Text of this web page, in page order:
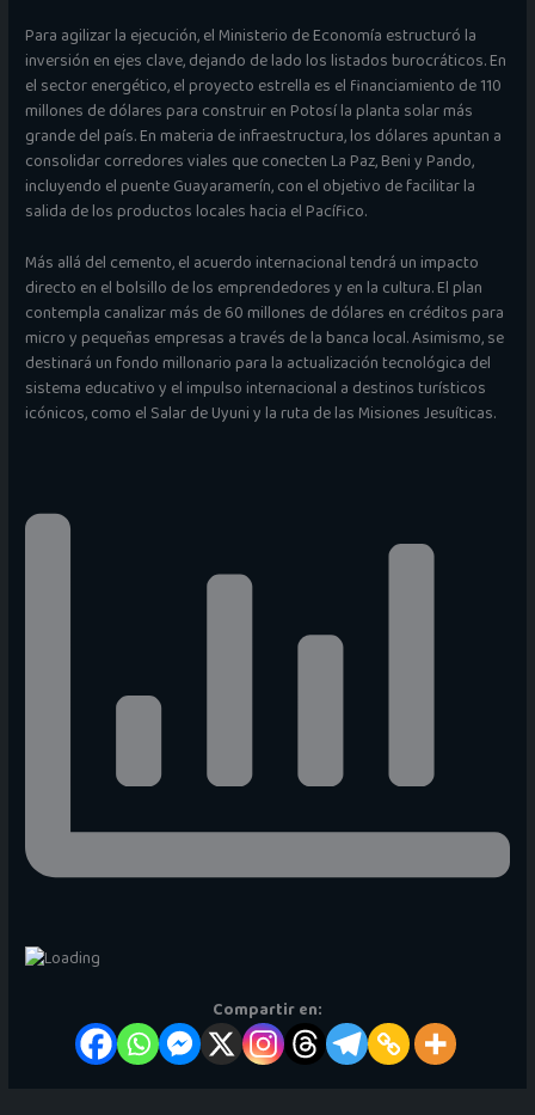
Para agilizar la ejecución, el Ministerio de Economía estructuró la
inversión en ejes clave, dejando de lado los listados burocráticos. En
el sector energético, el proyecto estrella es el financiamiento de 110
millones de dólares para construir en Potosí la planta solar más
grande del país. En materia de infraestructura, los dólares apuntan a
consolidar corredores viales que conecten La Paz, Beni y Pando,
incluyendo el puente Guayaramerín, con el objetivo de facilitar la
salida de los productos locales hacia el Pacífico.
Más allá del cemento, el acuerdo internacional tendrá un impacto
directo en el bolsillo de los emprendedores y en la cultura. El plan
contempla canalizar más de 60 millones de dólares en créditos para
micro y pequeñas empresas a través de la banca local. Asimismo, se
destinará un fondo millonario para la actualización tecnológica del
sistema educativo y el impulso internacional a destinos turísticos
icónicos, como el Salar de Uyuni y la ruta de las Misiones Jesuíticas.
Compartir en: